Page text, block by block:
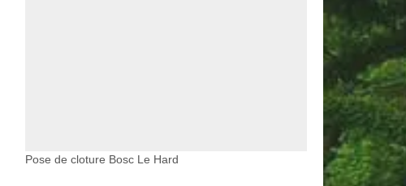
Pose de cloture Bosc Le Hard